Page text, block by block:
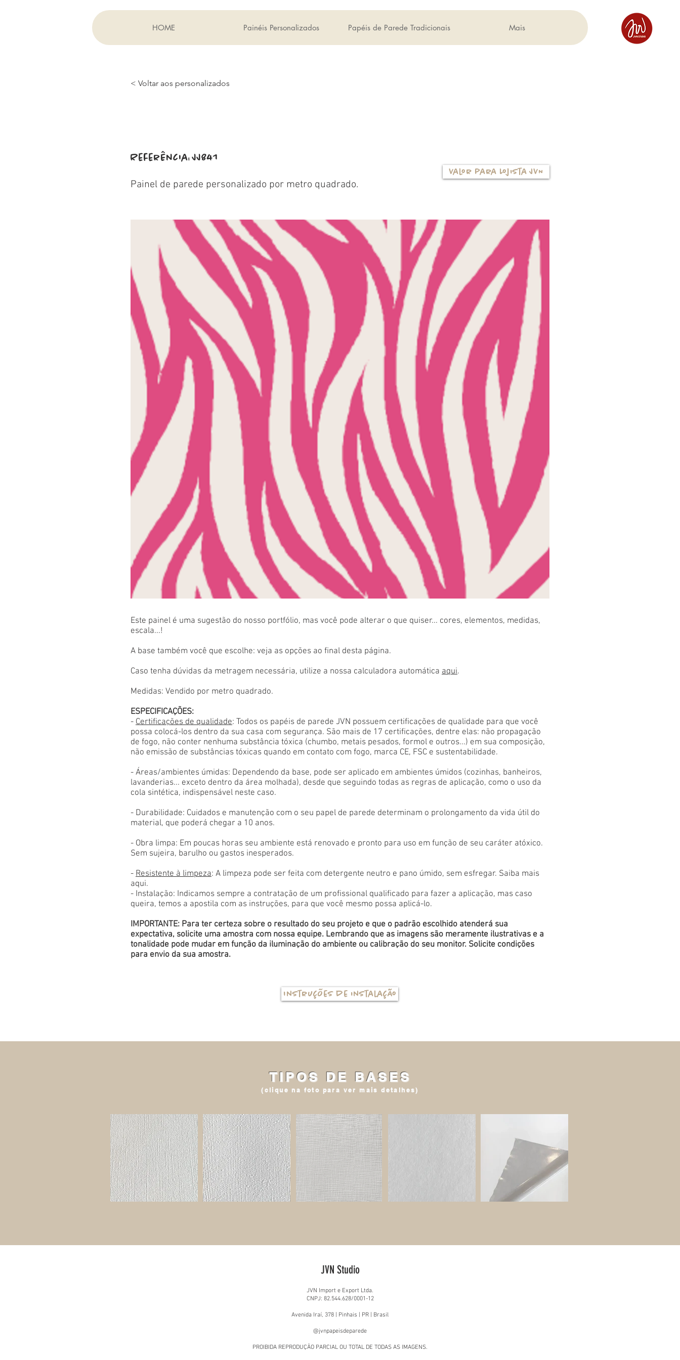
HOME Painéis Personalizados Papéis de Parede Tradicionais Mais
< Voltar aos personalizados
Referência: JJ841
Painel de parede personalizado por metro quadrado.
Valor para Lojista JVN
Este painel é uma sugestão do nosso portfólio, mas você pode alterar o que quiser... cores, elementos, medidas,
escala...!
A base também você que escolhe: veja as opções ao final desta página.
Caso tenha dúvidas da metragem necessária, utilize a nossa calculadora automática aqui.
Medidas: Vendido por metro quadrado.
ESPECIFICAÇÕES:
- Certificações de qualidade: Todos os papéis de parede JVN possuem certificações de qualidade para que você
possa colocá-los dentro da sua casa com segurança. São mais de 17 certificações, dentre elas: não propagação
de fogo, não conter nenhuma substância tóxica (chumbo, metais pesados, formol e outros...) em sua composição,
não emissão de substâncias tóxicas quando em contato com fogo, marca CE, FSC e sustentabilidade.
- Áreas/ambientes úmidas: Dependendo da base, pode ser aplicado em ambientes úmidos (cozinhas, banheiros,
lavanderias... exceto dentro da área molhada), desde que seguindo todas as regras de aplicação, como o uso da
cola sintética, indispensável neste caso.
- Durabilidade: Cuidados e manutenção com o seu papel de parede determinam o prolongamento da vida útil do
material, que poderá chegar a 10 anos.
- Obra limpa: Em poucas horas seu ambiente está renovado e pronto para uso em função de seu caráter atóxico.
Sem sujeira, barulho ou gastos inesperados.
- Resistente à limpeza: A limpeza pode ser feita com detergente neutro e pano úmido, sem esfregar. Saiba mais
aqui.
- Instalação: Indicamos sempre a contratação de um profissional qualificado para fazer a aplicação, mas caso
queira, temos a apostila com as instruções, para que você mesmo possa aplicá-lo.
IMPORTANTE: Para ter certeza sobre o resultado do seu projeto e que o padrão escolhido atenderá sua
expectativa, solicite uma amostra com nossa equipe. Lembrando que as imagens são meramente ilustrativas e a
tonalidade pode mudar em função da iluminação do ambiente ou calibração do seu monitor. Solicite condições
para envio da sua amostra.
Instruções de instalação
TIPOS DE BASES
(clique na foto para ver mais detalhes)
JVN Studio
JVN Import e Export Ltda.
CNPJ: 82.544.628/0001-12
Avenida Iraí, 378 | Pinhais | PR | Brasil
@jvnpapeisdeparede
PROIBIDA REPRODUÇÃO PARCIAL OU TOTAL DE TODAS AS IMAGENS.